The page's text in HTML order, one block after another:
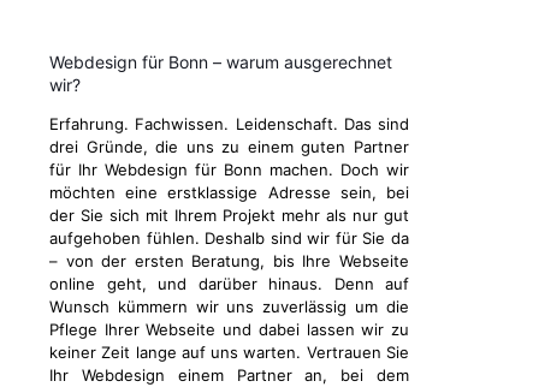
Webdesign für Bonn – warum ausgerechnet
wir?
Erfahrung. Fachwissen. Leidenschaft. Das sind
drei Gründe, die uns zu einem guten Partner
für Ihr Webdesign für Bonn machen. Doch wir
möchten eine erstklassige Adresse sein, bei
der Sie sich mit Ihrem Projekt mehr als nur gut
aufgehoben fühlen. Deshalb sind wir für Sie da
– von der ersten Beratung, bis Ihre Webseite
online geht, und darüber hinaus. Denn auf
Wunsch kümmern wir uns zuverlässig um die
Pflege Ihrer Webseite und dabei lassen wir zu
keiner Zeit lange auf uns warten. Vertrauen Sie
Ihr Webdesign einem Partner an, bei dem